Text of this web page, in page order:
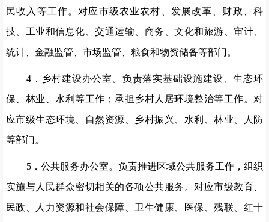
民收入等工作。对应市级农业农村、发展改革、财政、科
技、工业和信息化、交通运输、商务、文化和旅游、审计、
统计、金融监管、 市场监管、粮食和物资储备等部门。
4 ．乡村建设办公室。负责落实基础设施建设、生态环
保、林业、水利等工作；承担乡村人居环境整治等工作。对
应市级生态环境、自然资源、乡村振兴、水利、林业、人防
等部门。
5 ．公共服务办公室。负责推进区域公共服务工作，组织
实施与人民群众密切相关的各项公共服务。对应市级教育、
民政、人力资源和社会保障、卫生健康、医保、残联、红十